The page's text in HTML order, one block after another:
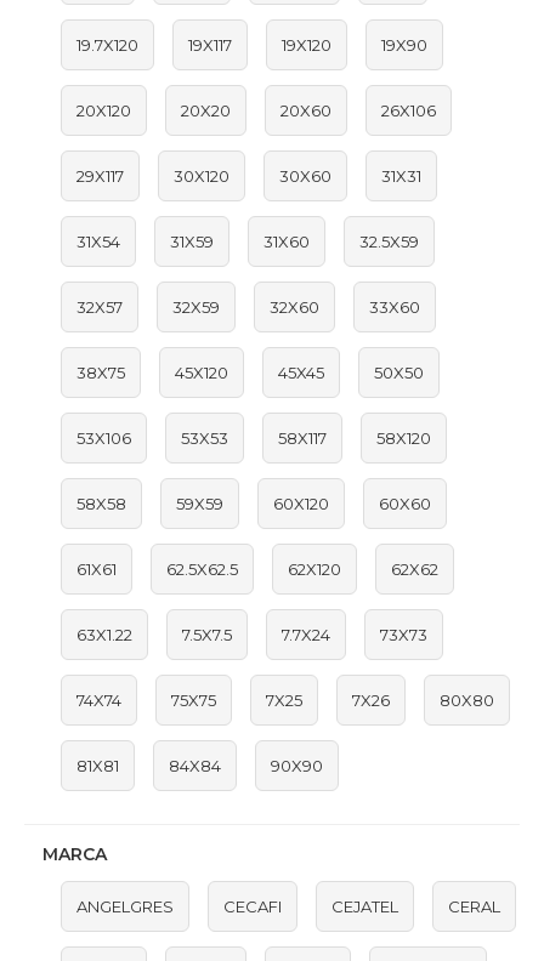
19.7X120 19X117 19X120 19X90
20X120 20X20 20X60 26X106
29X117 30X120 30X60 31X31
31X54 31X59 31X60 32.5X59
32X57 32X59 32X60 33X60
38X75 45X120 45X45 50X50
53X106 53X53 58X117 58X120
58X58 59X59 60X120 60X60
61X61 62.5X62.5 62X120 62X62
63X1.22 7.5X7.5 7.7X24 73X73
74X74 75X75 7X25 7X26 80X80
81X81 84X84 90X90
MARCA
ANGELGRES CECAFI CEJATEL CERAL